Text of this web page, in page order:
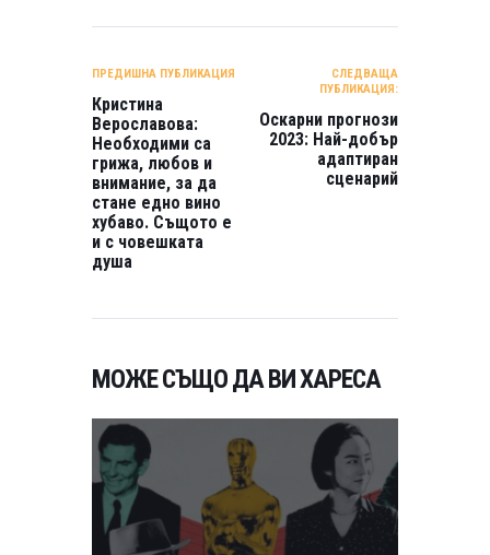
ПРЕДИШНА ПУБЛИКАЦИЯ
Кристина
Верославова:
Необходими са
грижа, любов и
внимание, за да
стане едно вино
хубаво. Същото е
и с човешката
душа
СЛЕДВАЩА
ПУБЛИКАЦИЯ:
Оскарни прогнози
2023: Най-добър
адаптиран
сценарий
МОЖЕ СЪЩО ДА ВИ ХАРЕСА